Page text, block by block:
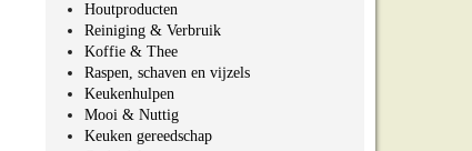
Houtproducten
Reiniging & Verbruik
Koffie & Thee
Raspen, schaven en vijzels
Keukenhulpen
Mooi & Nuttig
Keuken gereedschap